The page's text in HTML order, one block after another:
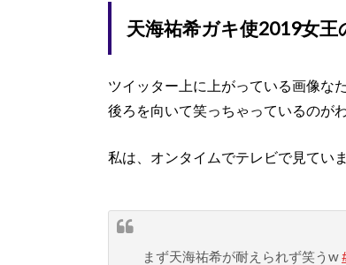
天海祐希ガキ使2019女王
ツイッター上に上がっている画像な
後ろを向いて笑っちゃっているのが
私は、オンタイムでテレビで見てい
まず天海祐希が耐えられず笑うw